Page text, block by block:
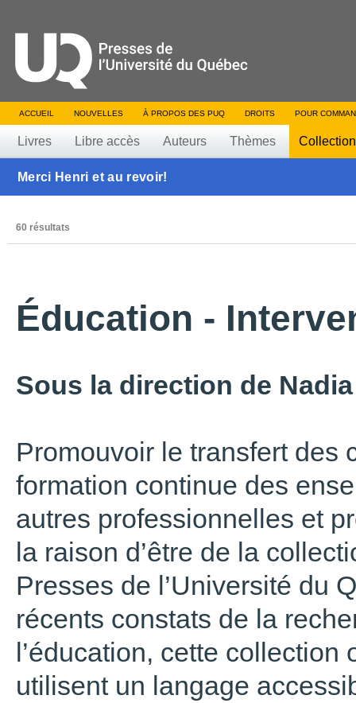
ACCUEIL NOUVELLES À PROPOS DES PUQ DROITS POUR
Livres Libre accès Auteurs Thèmes
Merci Henri et au revoir!
60 résultats
Éducation -
Sous la direction de
Promouvoir le transfert des
formation continue des
autres professionnelles et
la raison d’être de la
Presses de l’Université du
récents constats de la
l’éducation, cette collection
utilisent un langage